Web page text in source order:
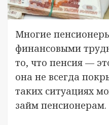
Многие
финансовыми
то, что пенсия —
она не всегда
таких ситуациях
займ пенсионерам.